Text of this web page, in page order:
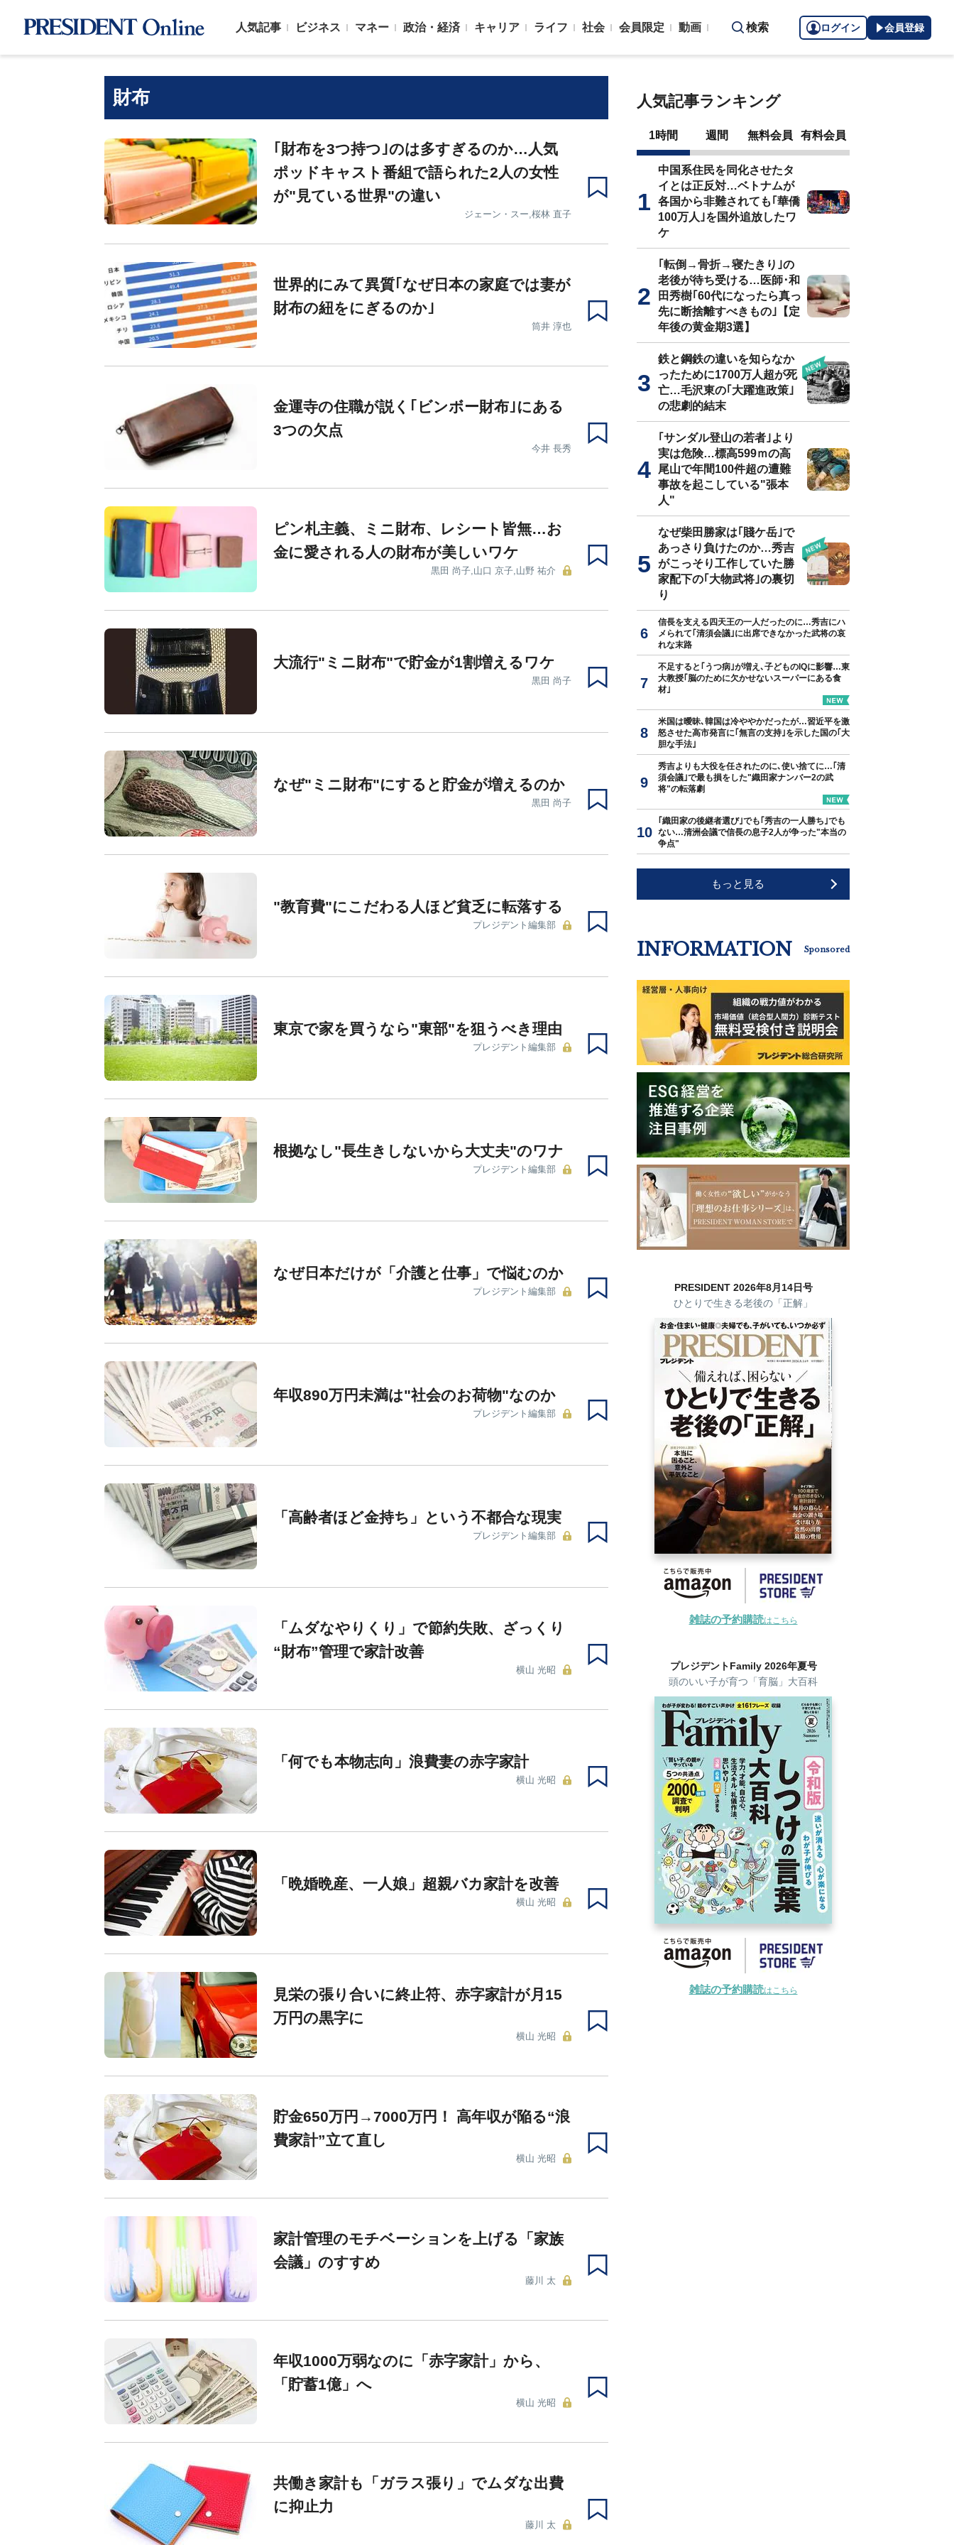
人気記事 ビジネス マネー 政治・経済 キャリア ライフ 社会 会員限定 動画 検索 ログイン 会員登録
財布
｢財布を3つ持つ｣のは多すぎるのか…人気
ポッドキャスト番組で語られた2人の女性
が"見ている世界"の違い
ジェーン・スー,桜林 直子
世界的にみて異質｢なぜ日本の家庭では妻が
財布の紐をにぎるのか｣
筒井 淳也
金運寺の住職が説く｢ビンボー財布｣にある
3つの欠点
今井 長秀
ピン札主義、ミニ財布、レシート皆無…お
金に愛される人の財布が美しいワケ
黒田 尚子,山口 京子,山野 祐介
大流行"ミニ財布"で貯金が1割増えるワケ
黒田 尚子
なぜ"ミニ財布"にすると貯金が増えるのか
黒田 尚子
"教育費"にこだわる人ほど貧乏に転落する
プレジデント編集部
東京で家を買うなら"東部"を狙うべき理由
プレジデント編集部
根拠なし"長生きしないから大丈夫"のワナ
プレジデント編集部
なぜ日本だけが「介護と仕事」で悩むのか
プレジデント編集部
年収890万円未満は"社会のお荷物"なのか
プレジデント編集部
「高齢者ほど金持ち」という不都合な現実
プレジデント編集部
「ムダなやりくり」で節約失敗、ざっくり
“財布”管理で家計改善
横山 光昭
「何でも本物志向」浪費妻の赤字家計
横山 光昭
「晩婚晩産、一人娘」超親バカ家計を改善
横山 光昭
見栄の張り合いに終止符、赤字家計が月15
万円の黒字に
横山 光昭
貯金650万円→7000万円！ 高年収が陥る“浪
費家計”立て直し
横山 光昭
家計管理のモチベーションを上げる「家族
会議」のすすめ
藤川 太
年収1000万弱なのに「赤字家計」から、
「貯蓄1億」へ
横山 光昭
共働き家計も「ガラス張り」でムダな出費
に抑止力
藤川 太
人気記事ランキング
1時間 週間 無料会員 有料会員
中国系住民を同化させたタ
イとは正反対…ベトナムが
各国から非難されても｢華僑
100万人｣を国外追放したワ
ケ
｢転倒→骨折→寝たきり｣の
老後が待ち受ける…医師･和
田秀樹｢60代になったら真っ
先に断捨離すべきもの｣【定
年後の黄金期3選】
鉄と鋼鉄の違いを知らなか
ったために1700万人超が死
亡…毛沢東の｢大躍進政策｣
の悲劇的結末
｢サンダル登山の若者｣より
実は危険…標高599ｍの高
尾山で年間100件超の遭難
事故を起こしている"張本
人"
なぜ柴田勝家は｢賤ケ岳｣で
あっさり負けたのか…秀吉
がこっそり工作していた勝
家配下の｢大物武将｣の裏切
り
信長を支える四天王の一人だったのに…秀吉にハ
メられて｢清須会議｣に出席できなかった武将の哀
れな末路
不足すると｢うつ病｣が増え､子どものIQに影響…東
大教授｢脳のために欠かせないスーパーにある食
材｣
米国は曖昧､韓国は冷ややかだったが…習近平を激
怒させた高市発言に｢無言の支持｣を示した国の｢大
胆な手法｣
秀吉よりも大役を任されたのに､使い捨てに…｢清
須会議｣で最も損をした"織田家ナンバー2の武
将"の転落劇
｢織田家の後継者選び｣でも｢秀吉の一人勝ち｣でも
ない…清洲会議で信長の息子2人が争った"本当の
争点"
もっと見る
INFORMATION Sponsored
PRESIDENT 2026年8月14日号
ひとりで生きる老後の「正解」
雑誌の予約購読はこちら
プレジデントFamily 2026年夏号
頭のいい子が育つ「育脳」大百科
雑誌の予約購読はこちら